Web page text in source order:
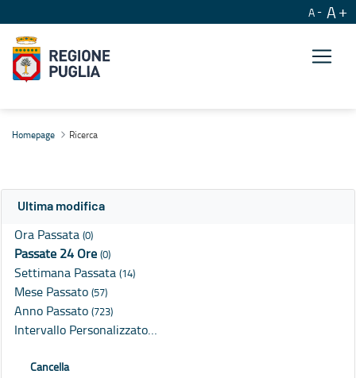
A A
Homepage Ricerca
Ultima modifica
Ora Passata (0)
Passate 24 Ore (0)
Settimana Passata (14)
Mese Passato (57)
Anno Passato (723)
Intervallo Personalizzato…
Cancella